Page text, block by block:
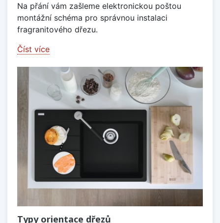
Na přání vám zašleme elektronickou poštou
montážní schéma pro správnou instalaci
fragranitového dřezu.
Číst více
Typy orientace dřezů